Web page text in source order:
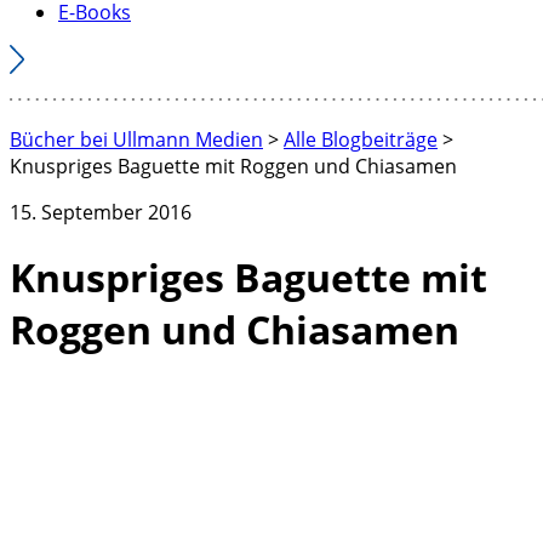
E-Books
Bücher bei Ullmann Medien >Alle Blogbeiträge>
Knuspriges Baguette mit Roggen und Chiasamen
15. September 2016
Knuspriges Baguette mit
Roggen und Chiasamen